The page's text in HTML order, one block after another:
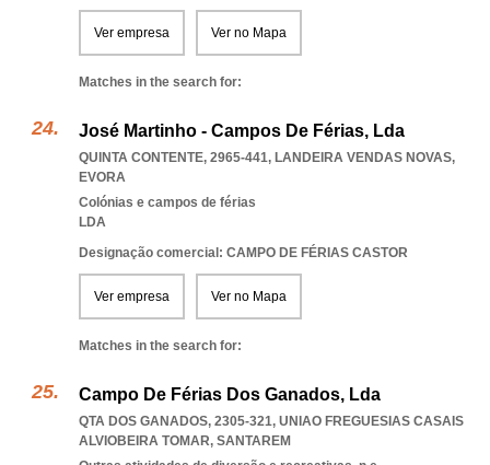
Ver empresa Ver no Mapa
Matches in the search for:
José Martinho - Campos De Férias, Lda
QUINTA CONTENTE, 2965-441, LANDEIRA VENDAS NOVAS,
EVORA
Colónias e campos de férias
LDA
Designação comercial: CAMPO DE FÉRIAS CASTOR
Ver empresa Ver no Mapa
Matches in the search for:
Campo De Férias Dos Ganados, Lda
QTA DOS GANADOS, 2305-321, UNIAO FREGUESIAS CASAIS
ALVIOBEIRA TOMAR, SANTAREM